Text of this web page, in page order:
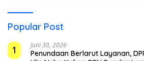
Popular Post
1
Juni 30, 2026
Penundaan Berlarut Layanan,